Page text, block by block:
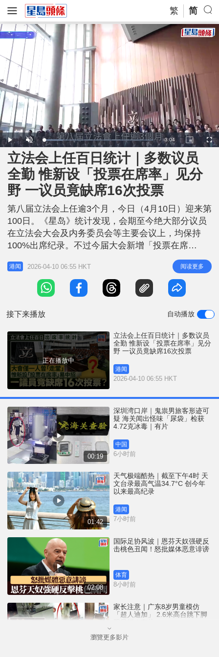
繁 简
P
l
a
y
U
n
m
u
t
e
L
o
a
d
e
d
:
1
7
3
3
R
e
a
n
n
-3:04
P
i
c
t
u
e
-
i
c
t
r
e
F
u
立法会上任百日统计｜多数议员
全勤 惟新设「投票在席率」见分
野 一议员竟缺席16次投票
第八届立法会上任逾3个月，今日（4月10日）迎来第
100日。《星岛》统计发现，会期至今绝大部分议员
在立法会大会及内务委员会等主要会议上，均保持
100%出席纪录。不过今届大会新增「投票在席
率」，公众可在网上查阅议员于大会议案表决时是否
在席，纵使部分议员出席率「全勤」，但其投票在席
率或仅得八至九成，即出席率未必能完全反映议员参
与表决的实际情况。据统计，有19名议员的投票在席
港闻 2026-04-10 06:55 HKT 阅读更多
接下来播放 自动播放
正在播放中
立法会上任百日统计｜多数议员
全勤 惟新设「投票在席率」见分
野 一议员竟缺席16次投票
港闻
2026-04-10 06:55 HKT
00:19
深圳湾口岸｜鬼祟男旅客形迹可
疑 海关闻出怪味「尿袋」检获
4.72克冰毒｜有片
中国
6小时前
01:42
天气极端酷热｜截至下午4时 天
文台录最高气温34.7°C 创今年
以来最高纪录
港闻
7小时前
02:08
国际足协风波｜恩芬天奴强硬反
击桃色丑闻！怒批媒体恶意诽谤
体育
8小时前
家长注意｜广东8岁男童模仿
「超人迪加」 2.6米高台跳下脚
中国
瀏覽更多影片